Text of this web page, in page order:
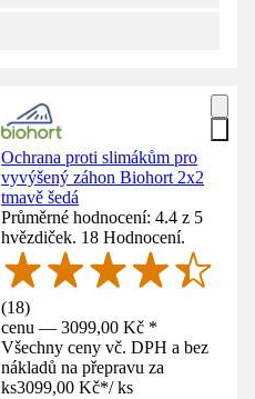
Ochrana proti slimákům pro
vyvýšený záhon Biohort 2x2
tmavě šedá
Průměrné hodnocení: 4.4 z 5
hvězdiček. 18 Hodnocení.
(18)
cenu — 3099,00 Kč *
Všechny ceny vč. DPH a bez
nákladů na přepravu za
ks3099,00 Kč*/ ks